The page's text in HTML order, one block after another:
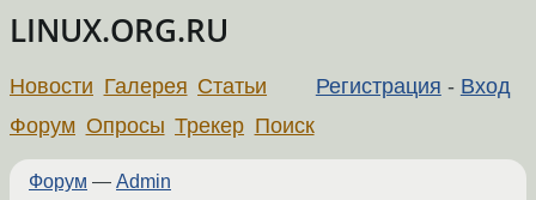
LINUX.ORG.RU
Регистрация - Вход
Новости Галерея Статьи
Форум Опросы Трекер Поиск
Форум — Admin